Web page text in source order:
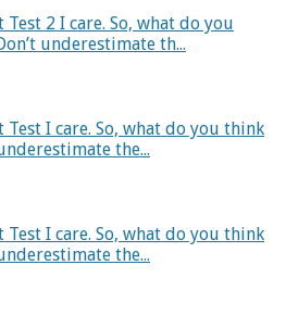
Test 2 I care. So, what do you
underestimate th...
Test I care. So, what do you think
the...
Test I care. So, what do you think
the...